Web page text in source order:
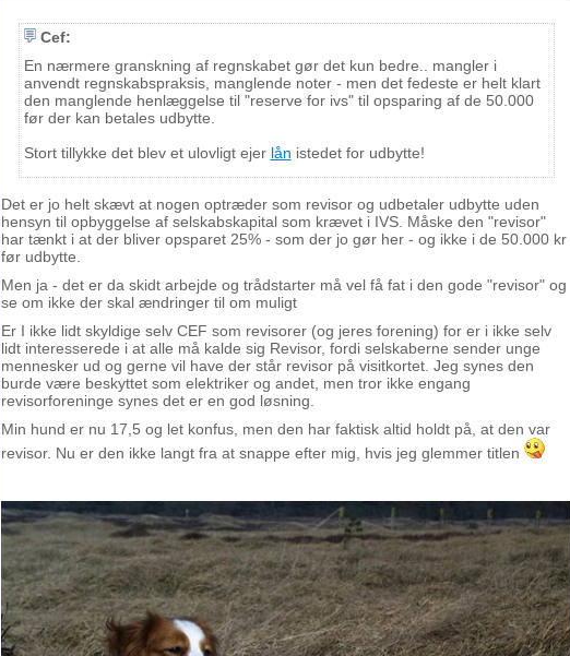
Cef:
En nærmere granskning af regnskabet gør det kun bedre.. mangler i
anvendt regnskabspraksis, manglende noter - men det fedeste er helt klart
den manglende henlæggelse til "reserve for ivs" til opsparing af de 50.000
før der kan betales udbytte.
Stort tillykke det blev et ulovligt ejer lån istedet for udbytte!
Det er jo helt skævt at nogen optræder som revisor og udbetaler udbytte uden
hensyn til opbyggelse af selskabskapital som krævet i IVS. Måske den "revisor"
har tænkt i at der bliver opsparet 25% - som der jo gør her - og ikke i de 50.000 kr
før udbytte.
Men ja - det er da skidt arbejde og trådstarter må vel få fat i den gode "revisor" og
se om ikke der skal ændringer til om muligt
Er I ikke lidt skyldige selv CEF som revisorer (og jeres forening) for er i ikke selv
lidt interesserede i at alle må kalde sig Revisor, fordi selskaberne sender unge
mennesker ud og gerne vil have der står revisor på visitkortet. Jeg synes den
burde være beskyttet som elektriker og andet, men tror ikke engang
revisorforeninge synes det er en god løsning.
Min hund er nu 17,5 og let konfus, men den har faktisk altid holdt på, at den var
revisor. Nu er den ikke langt fra at snappe efter mig, hvis jeg glemmer titlen